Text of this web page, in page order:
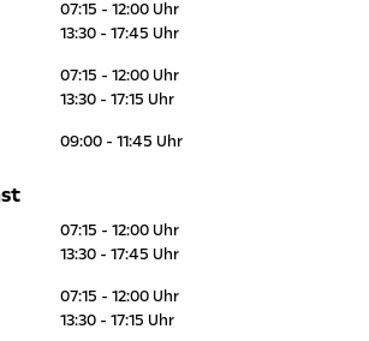
07:15 - 12:00 Uhr
13:30 - 17:45 Uhr
07:15 - 12:00 Uhr
13:30 - 17:15 Uhr
09:00 - 11:45 Uhr
07:15 - 12:00 Uhr
13:30 - 17:45 Uhr
07:15 - 12:00 Uhr
13:30 - 17:15 Uhr